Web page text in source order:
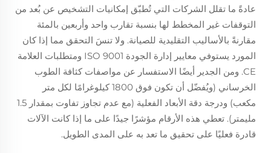
عادةً ما تقلل الشركات التي تُطبّق إمكانيات التشخيص عن بُعد من
التوقفات غير المخطط لها بنسبة تقارب واحد وأربعين بالمئة
مقارنةً بالأساليب التقليدية للصيانة. ولا تنسَ التحقق مما إذا كان
المورد يستوفي معايير إدارة الجودة ISO 9001 ومتطلبات العلامة
CE. ومن الجدير أيضًا الاستفسار عن مواصفات كثافة الطوب
الخرساني (ويُفضّل أن تكون فوق 1800 كيلوغرامًا لكل متر
مكعب) ودرجة دقة الأبعاد الفعلية (مع عدم تجاوز تفاوت بمقدار 1.5
مليمتر). تعطي هذه الأرقام مؤشرًا جيدًا على ما إذا كانت الآلات
قادرة فعليًا على تحقيق ما تعد به على المدى الطويل.